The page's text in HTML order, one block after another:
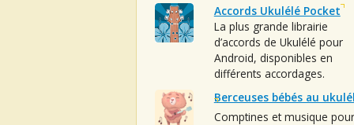
Accords Ukulélé Pocket
La plus grande librairie
d’accords de Ukulélé pour
Android, disponibles en
différents accordages.
Berceuses bébés au
Comptines et musique pour